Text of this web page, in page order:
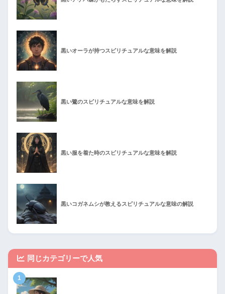
黒いオーラが持つスピリチュアルな意味を解説
黒い鷺のスピリチュアルな意味を解説
黒い服を着た時のスピリチュアルな意味を解説
黒いコガネムシが教えるスピリチュアルな意味の解説
同じカテゴリーで人気
1